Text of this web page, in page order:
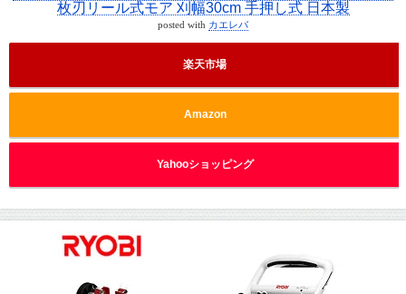
枚刃リール式モア 刈幅30cm 手押し式 日本製
posted with カエレバ
楽天市場
Amazon
Yahooショッピング